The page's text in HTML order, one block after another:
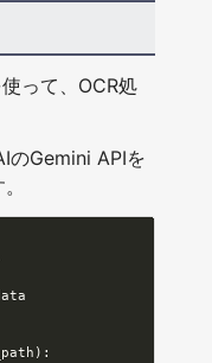
って、OCR処
のGemini APIを
) :